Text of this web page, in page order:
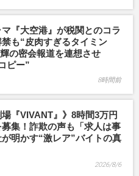
『大空港』が税関とのコラ
も“皮肉すぎるタイミン
の密会報道を連想させ
ピー”
8時間前
場『VIVANT』》8時間3万円
集！詐欺の声も「求人は事
明かす“激レア”バイトの真
2026/8/6